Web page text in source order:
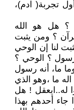
تجربة( ادم)،
؟ هل هو الله
؟ ومن يثبت
لنا إن الوحي
؟ الوحي ؟
ما، أنه رسول
ما ،وهو الذي
له..ايعقل ! هل
جاء أحدهم بهذا